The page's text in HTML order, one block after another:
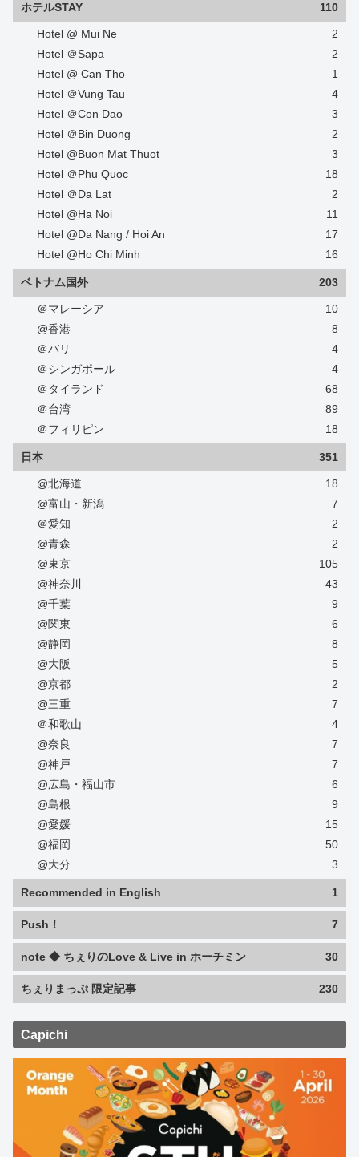
ホテルSTAY 110
Hotel @ Mui Ne
2
Hotel ＠Sapa
2
Hotel @ Can Tho
1
Hotel ＠Vung Tau
4
Hotel ＠Con Dao
3
Hotel ＠Bin Duong
2
Hotel @Buon Mat Thuot
3
Hotel ＠Phu Quoc
18
Hotel ＠Da Lat
2
Hotel @Ha Noi
11
Hotel @Da Nang / Hoi An
17
Hotel @Ho Chi Minh
16
ベトナム国外 203
＠マレーシア
10
@香港
8
＠バリ
4
＠シンガポール
4
＠タイランド
68
＠台湾
89
＠フィリピン
18
日本 351
@北海道
18
@富山・新潟
7
＠愛知
2
@青森
2
@東京
105
@神奈川
43
@千葉
9
@関東
6
@静岡
8
@大阪
5
@京都
2
@三重
7
＠和歌山
4
@奈良
7
@神戸
7
@広島・福山市
6
@島根
9
@愛媛
15
@福岡
50
@大分
3
Recommended in English 1
Push！ 7
note ◆ ちぇりのLove & Live in ホーチミン 30
ちぇりまっぷ 限定記事 230
Capichi